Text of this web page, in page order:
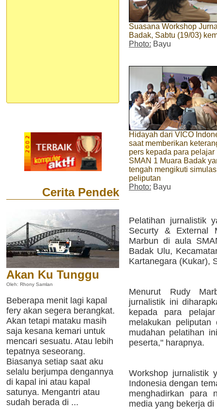
Cerita Pendek
Akan Ku Tunggu
Oleh: Rhony Samlan
Beberapa menit lagi kapal
fery akan segera berangkat.
Akan tetapi mataku masih
saja kesana kemari untuk
mencari sesuatu. Atau lebih
tepatnya seseorang.
Biasanya setiap saat aku
selalu berjumpa dengannya
di kapal ini atau kapal
satunya. Mengantri atau
sudah berada di ...
Suasana Workshop
Badak, Sabtu (19/03)
Photo: Bayu
Hidayah dari VICO
saat memberikan
pers kepada para pelajar
SMAN 1 Muara Badak
tengah mengikuti
peliputan
Photo: Bayu
Pelatihan jurnalistik
Securty & External
Marbun di aula
Badak Ulu,
Kartanegara (Kukar),
Menurut Rudy
jurnalistik ini
kepada para
melakukan
mudahan pelatihan
peserta," harapnya.
Workshop jurnalistik
Indonesia dengan
menghadirkan para
media yang bekerja di